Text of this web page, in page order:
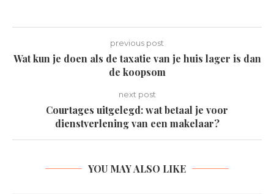
previous post
Wat kun je doen als de taxatie van je huis lager is dan
de koopsom
next post
Courtages uitgelegd: wat betaal je voor
dienstverlening van een makelaar?
YOU MAY ALSO LIKE